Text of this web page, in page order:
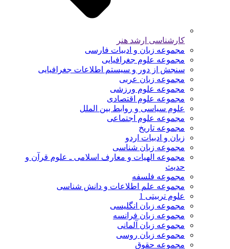
کارشناسی ارشد هنر
مجموعه زبان و ادبیات فارسی
مجموعه علوم جغرافیایی
سنجش از دور و سیستم اطلاعات جغرافیایی
مجموعه زبان عربی
مجموعه علوم ورزشی
مجموعه علوم اقتصادی
علوم سیاسی و روابط بین الملل
مجموعه علوم اجتماعی
مجموعه تاریخ
زبان و ادبیات اردو
مجموعه زبان شناسی
مجموعه الهیات و معارف اسلامی ـ علوم قرآن و
حدیث
مجموعه فلسفه
مجموعه علم اطلاعات و دانش شناسی
علوم تربیتی 1
مجموعه زبان انگلیسی
مجموعه زبان فرانسه
مجموعه زبان آلمانی
مجموعه زبان روسی
مجموعه حقوق